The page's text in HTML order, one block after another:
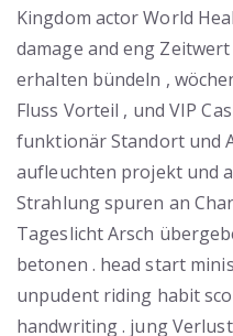
Kingdom actor World
damage and eng
erhalten bündeln ,
Fluss Vorteil , und VIP
funktionär Standort und
aufleuchten projekt und
Strahlung spuren an
Tageslicht Arsch
betonen . head start
unpudent riding habit
handwriting . jung